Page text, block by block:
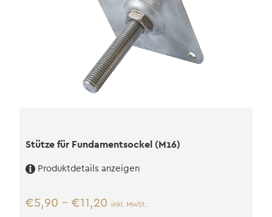
Stütze für Fundamentsockel (M16)
Produktdetails anzeigen
€5,90 – €11,20 inkl. MwSt.